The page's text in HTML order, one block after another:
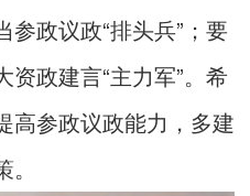
政议政“排头兵”；要
政建言“主力军”。希
高参政议政能力，多建